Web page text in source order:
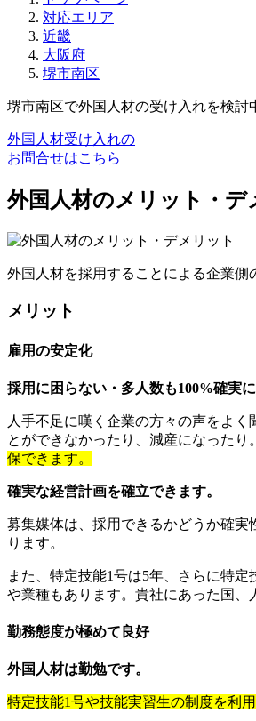
対応エリア
近畿
大阪府
堺市南区
堺市南区で外国人材の受け入れを検討
外国人材受け入れの
お問合せはこちら
外国人材のメリット・デ
外国人材を採用することによる企業側
メリット
雇用の安定化
採用に困らない・多人数も100%確実
人手不足に嘆く企業の方々の声をよ
とができなかったり、減産になった
保できます。
確実な経営計画を確立できます。
募集媒体は、採用できるかどうか確
ります。
また、特定技能1号は5年、さらに特
や業種もあります。貴社にあった国、
勤務態度が極めて良好
外国人材は勤勉です。
特定技能1号や技能実習生の制度を利